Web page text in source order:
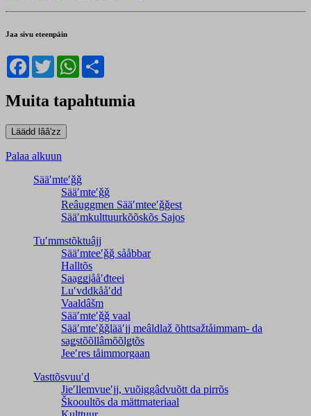
Jaa sivu eteenpäin
Facebook
TwitterWhatsApp
Muita tapahtumia
Palaa alkuun
Sääʹmteʹǧǧ
Sääʹmteʹǧǧ
Reâuggmen Sääʹmteeʹǧǧest
Sääʹmkulttuurkõõskõs Sajos
Tuʹmmstõktuâjj
Sääʹmteeʹǧǧ sååbbar
Halltõs
Saaǥǥjååʹđteei
Luʹvddkååʹdd
Vaaldâšm
Sääʹmteʹǧǧ vaal
Sääʹmteʹǧǧlääʹjj meâldlaž õhttsažtåimmam- da
saǥstõõllâmõõlǥtõs
Jeeʹres tåimmorgaan
Vasttõsvuuʹd
Jieʹllemvueʹjj, vuõiggâdvuõtt da pirrõs
Škooultõs da mättmateriaal